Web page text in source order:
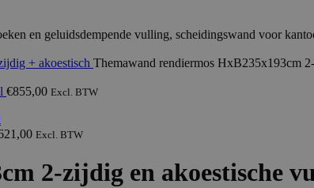
+ akoestisch Themawand rendiermos HxB235x193cm
€855,00 Excl. BTW
Excl. BTW
2-zijdig en akoestische